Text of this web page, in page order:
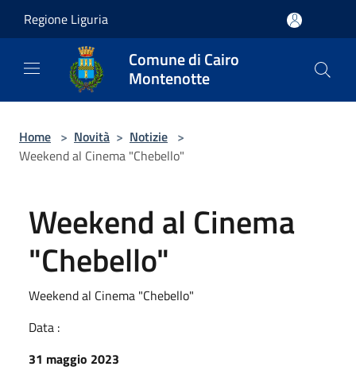
Regione Liguria
Comune di Cairo
Montenotte
Home > Novità > Notizie >
Weekend al Cinema "Chebello"
Weekend al Cinema
"Chebello"
Weekend al Cinema "Chebello"
Data :
31 maggio 2023